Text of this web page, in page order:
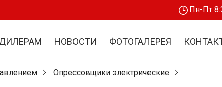
Пн-Пт
НОВОСТИ ФОТОГАЛЕРЕЯ
Опрессовщики электрические